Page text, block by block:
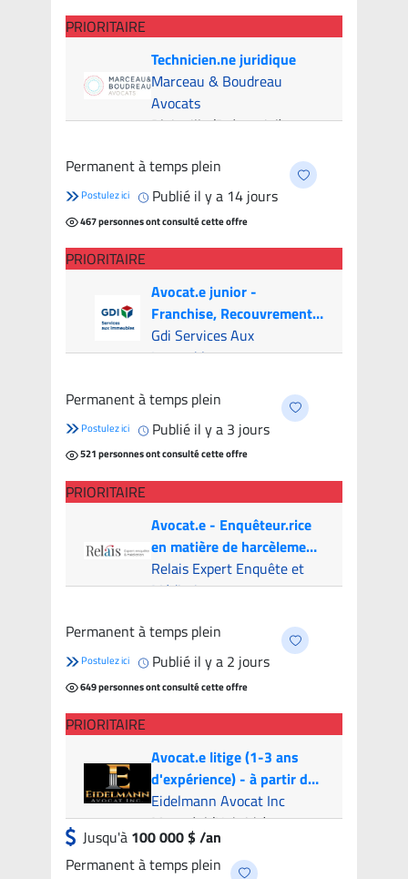
PRIORITAIRE
Technicien.ne juridique
Marceau & Boudreau
Avocats
Blainville (Présentiel)- 6
Permanent à temps plein
Postulez ici Publié il y a 14 jours
467 personnes ont consulté cette offre
PRIORITAIRE
Avocat.e junior -
Franchise, Recouvrement
et Litige (Canada & USA)
Gdi Services Aux
Immeubles
candidats
Permanent à temps plein
Postulez ici Publié il y a 3 jours
521 personnes ont consulté cette offre
PRIORITAIRE
Avocat.e - Enquêteur.rice
en matière de harcèlement
psychologique
Relais Expert Enquête et
Médiation
candidats
Permanent à temps plein
Postulez ici Publié il y a 2 jours
649 personnes ont consulté cette offre
PRIORITAIRE
Avocat.e litige (1-3 ans
d'expérience) - à partir de
100k par année | Litigation
Attorney (1-3 years of
experience) - from 100k
per year
Eidelmann Avocat Inc
Montréal (Hybride)
Jusqu'à 100 000 $ /an
Permanent à temps plein